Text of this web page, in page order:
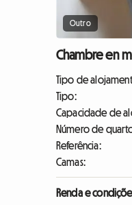
Outro
Chambre en
Tipo de
Tipo:
Capacidade de
Número de
Referência:
Camas:
Renda e